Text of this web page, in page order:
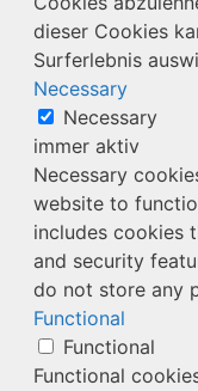
dieser Cookies
Surferlebnis
Necessary
Necessary
immer aktiv
Necessary
website to
includes cookies
and security
do not store any
Functional
Functional
Functional